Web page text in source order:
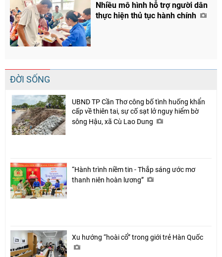
Nhiều mô hình hỗ trợ người dân
thực hiện thủ tục hành chính
ĐỜI SỐNG
UBND TP Cần Thơ công bố tình huống khẩn
cấp về thiên tai, sự cố sạt lở nguy hiểm bờ
sông Hậu, xã Cù Lao Dung
“Hành trình niềm tin - Thắp sáng ước mơ
thanh niên hoàn lương”
Xu hướng “hoài cổ” trong giới trẻ Hàn Quốc